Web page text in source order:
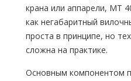
крана или аппарели, МТ
как негабаритный
проста в принципе, но
сложна на практике.
Основным компонентом